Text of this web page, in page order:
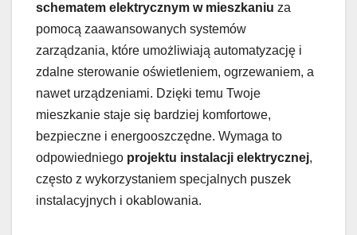
schematem elektrycznym w mieszkaniu za
pomocą zaawansowanych systemów
zarządzania, które umożliwiają automatyzację i
zdalne sterowanie oświetleniem, ogrzewaniem, a
nawet urządzeniami. Dzięki temu Twoje
mieszkanie staje się bardziej komfortowe,
bezpieczne i energooszczędne. Wymaga to
odpowiedniego projektu instalacji elektrycznej,
często z wykorzystaniem specjalnych puszek
instalacyjnych i okablowania.